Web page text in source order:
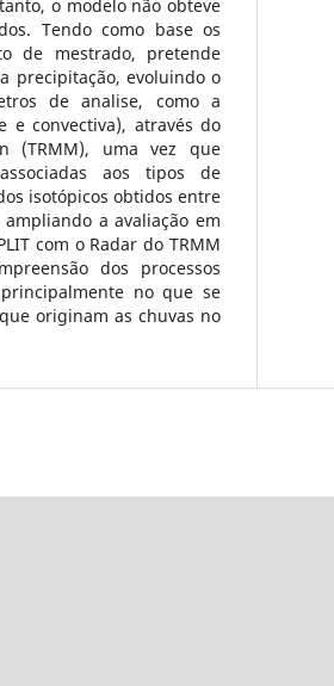
o modelo não obteve
Tendo como base os
de mestrado, pretende
precipitação, evoluindo o
de analise, como a
e convectiva), através do
(TRMM), uma vez que
aos tipos de
isotópicos obtidos entre
a avaliação em
com o Radar do TRMM
dos processos
no que se
originam as chuvas no